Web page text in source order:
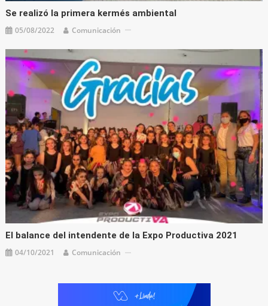
Se realizó la primera kermés ambiental
05/08/2022 Comunicación
El balance del intendente de la Expo Productiva 2021
04/10/2021 Comunicación